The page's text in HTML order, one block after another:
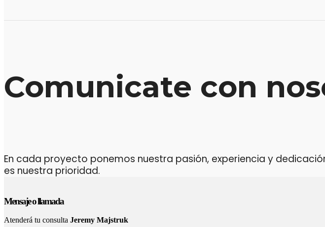
Comunicate con
En cada proyecto ponemos nuestra pasión, experiencia y
es nuestra prioridad.
Mensaje o llamada
Atenderá tu consulta Jeremy Majstruk